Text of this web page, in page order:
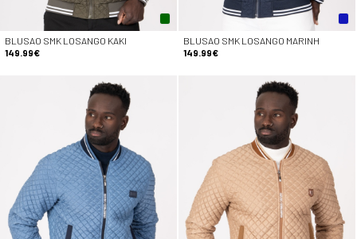
BLUSAO SMK LOSANGO KAKI
149.99€
BLUSAO SMK LOSANGO MARINH
149.99€